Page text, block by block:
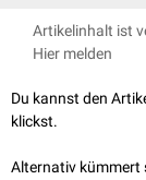
"Duale Reihe
Artikelinhalt ist
Hier melden
Du kannst den
klickst.
Alternativ kümmert